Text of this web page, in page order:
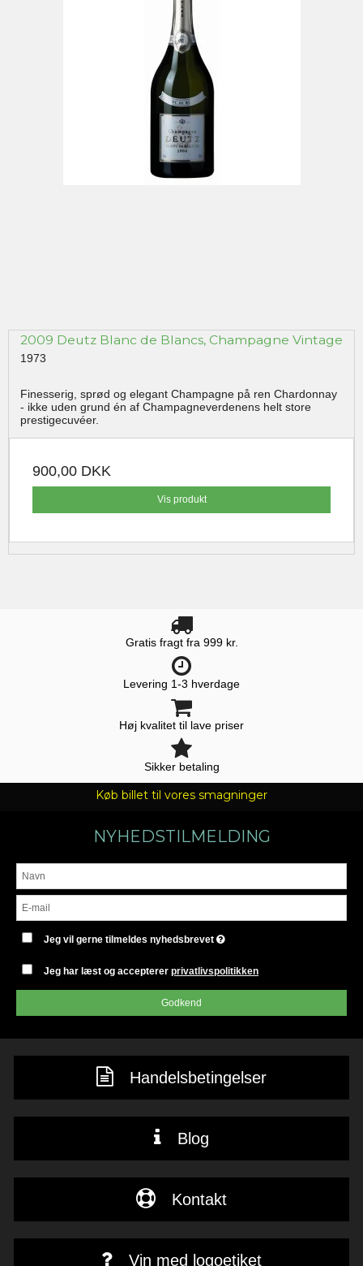
2009 Deutz Blanc de Blancs, Champagne Vintage
1973
Finesserig, sprød og elegant Champagne på ren Chardonnay
- ikke uden grund én af Champagneverdenens helt store
prestigecuvéer.
900,00 DKK
Vis produkt
Gratis fragt fra 999 kr.
Levering 1-3 hverdage
Høj kvalitet til lave priser
Sikker betaling
Køb billet til vores smagninger
NYHEDSTILMELDING
Jeg vil gerne tilmeldes nyhedsbrevet
Jeg har læst og acceptererprivatlivspolitikken
Godkend
Handelsbetingelser
Blog
Kontakt
Vin med logoetiket